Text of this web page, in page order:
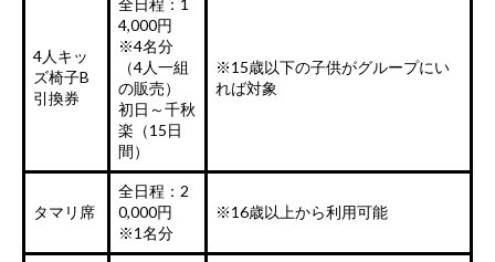
4人キッ
ズ椅子B
引換券
全日程：1
4,000円
※4名分
（4人一組
の販売）
初日～千秋
楽（15日
間）
※15歳以下の子供がグループにい
れば対象
タマリ席
全日程：2
0,000円
※1名分
※16歳以上から利用可能